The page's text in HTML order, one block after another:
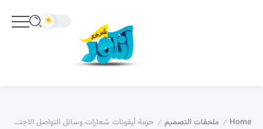
Home
/ ملحقات التصميم / حزمة أيقونات شعارات وسائل التواصل الاجتماعي